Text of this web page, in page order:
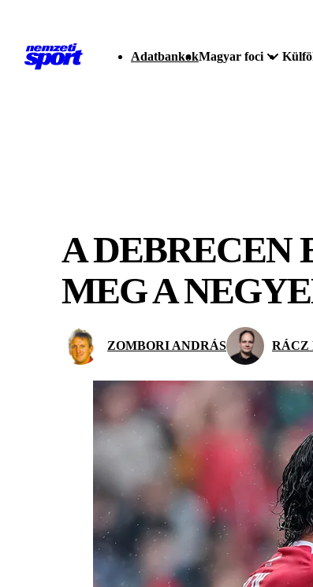
AdatbankokMagyar foci
A DEBRECEN
MEG A
ZOMBORI ANDRÁS RÁCZ